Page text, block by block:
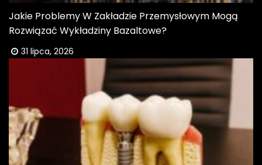
Jakie Problemy W Zakładzie Przemysłowym Mogą
Rozwiązać Wykładziny Bazaltowe?
31 lipca, 2026